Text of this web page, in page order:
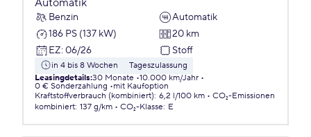
Automatik
Benzin
Automatik
186 PS (137 kW)
20 km
EZ: 06/26 Stoff
in 4 bis 8 Wochen
Tageszulassung
Leasingdetails:30 Monate 10.000 km/Jahr
0 € Sonderzahlung
mit Kaufoption
Kraftstoffverbrauch (kombiniert): 6,2 l/100 km
CO₂-Emissionen
kombiniert: 137 g/km CO₂-Klasse: E